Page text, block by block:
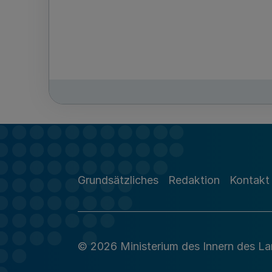
Grundsätzliches Redaktion Kontakt
© 2026 Ministerium des Innern des